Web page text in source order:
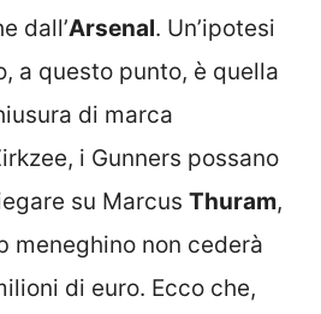
dall’Arsenal. Un’ipotesi
a questo punto, è quella
di marca
i Gunners possano
su Marcus Thuram,
meneghino non cederà
di euro. Ecco che,